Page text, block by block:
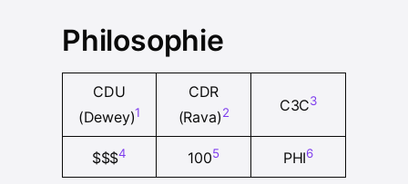
Philosophie
CDU
(Dewey)1
CDR
(Rava)2 C3C3
$$$4 1005 PHI6